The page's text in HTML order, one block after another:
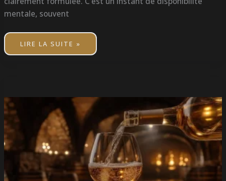
mentale, souvent
LIRE LA SUITE »
QUAND
RACONTE
L’HISTOIRE
D’UN
TERRITOIRE:
L’ŒNOTOURISME
COMME
MÉMOIRE